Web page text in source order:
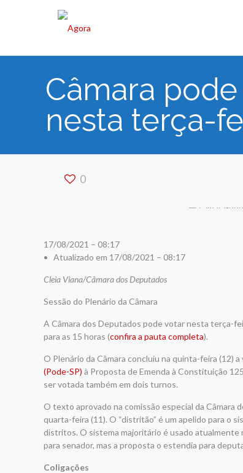
Câmara
nesta terça-
0
17/08/2021 – 08:17
• Atualizado em 17/08/2021 – 08:17
Cleia Viana/Câmara dos Deputados
Sessão do Plenário da Câmara
A Câmara dos Deputados pode votar nesta terça-
para as 15 horas (confira a pauta completa).
O Plenário da Câmara concluiu na quinta-feira (12)
(Pode-SP) à Proposta de Emenda à Constituição
ser votada também em dois turnos.
O texto aprovado na comissão especial da Câmara
quarta-feira (11). O “distritão” é um apelido para o
distritos. O sistema majoritário é usado atualmente
para senador, mas a proposta o estendia para
Coligações